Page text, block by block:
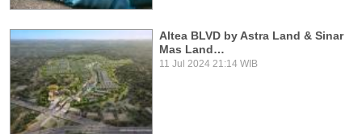
Altea BLVD by Astra Land & Sinar
Mas Land…
11 Jul 2024 21:14 WIB